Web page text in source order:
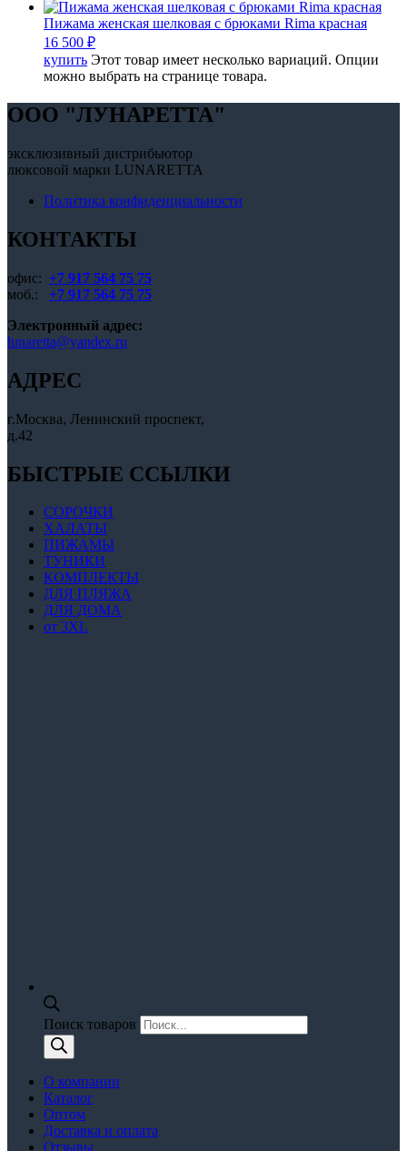
Пижама женская шелковая с брюками Rima красная
16 500 ₽
купить Этот товар имеет несколько вариаций. Опции
можно выбрать на странице товара.
OOO "ЛУНАРЕТТА"
эксклюзивный дистрибьютор
люксовой марки LUNARETTA
Политика конфиденциальности
КОНТАКТЫ
офис: +7 917 564 75 75
моб.: +7 917 564 75 75
Электронный адрес:
lunaretta@yandex.ru
АДРЕС
г.Москва, Ленинский проспект,
д.42
БЫСТРЫЕ ССЫЛКИ
СОРОЧКИ
ХАЛАТЫ
ПИЖАМЫ
ТУНИКИ
КОМПЛЕКТЫ
ДЛЯ ПЛЯЖА
ДЛЯ ДОМА
от 3XL
Поиск товаров
О компании
Каталог
Оптом
Доставка и оплата
Отзывы